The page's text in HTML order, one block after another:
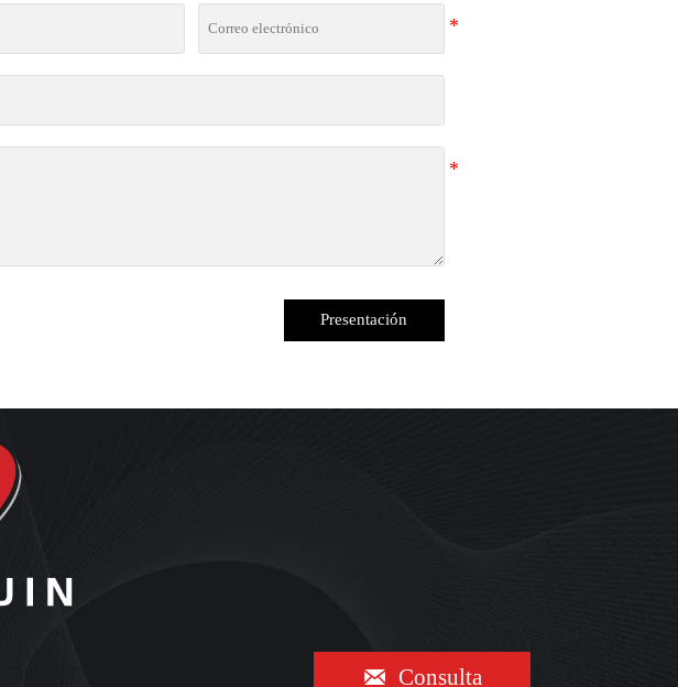
Presentación
 Consulta